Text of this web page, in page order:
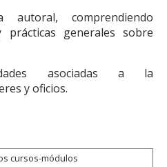
comprendiendo
prácticas generales sobre
asociadas a la
y oficios.
cursos-módulos